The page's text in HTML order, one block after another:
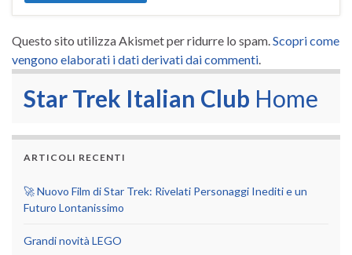
Questo sito utilizza Akismet per ridurre lo spam.Scopri come
vengono elaborati i dati derivati dai commenti.
Star Trek Italian Club Home
ARTICOLI RECENTI
🚀 Nuovo Film di Star Trek: Rivelati Personaggi Inediti e un
Futuro Lontanissimo
Grandi novità LEGO